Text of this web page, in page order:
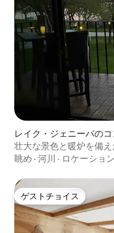
レイク・ジェニーバの
壮大な景色と暖炉を備
眺め · 河川 · ロケーション
ゲストチョイス
ゲストチョイス